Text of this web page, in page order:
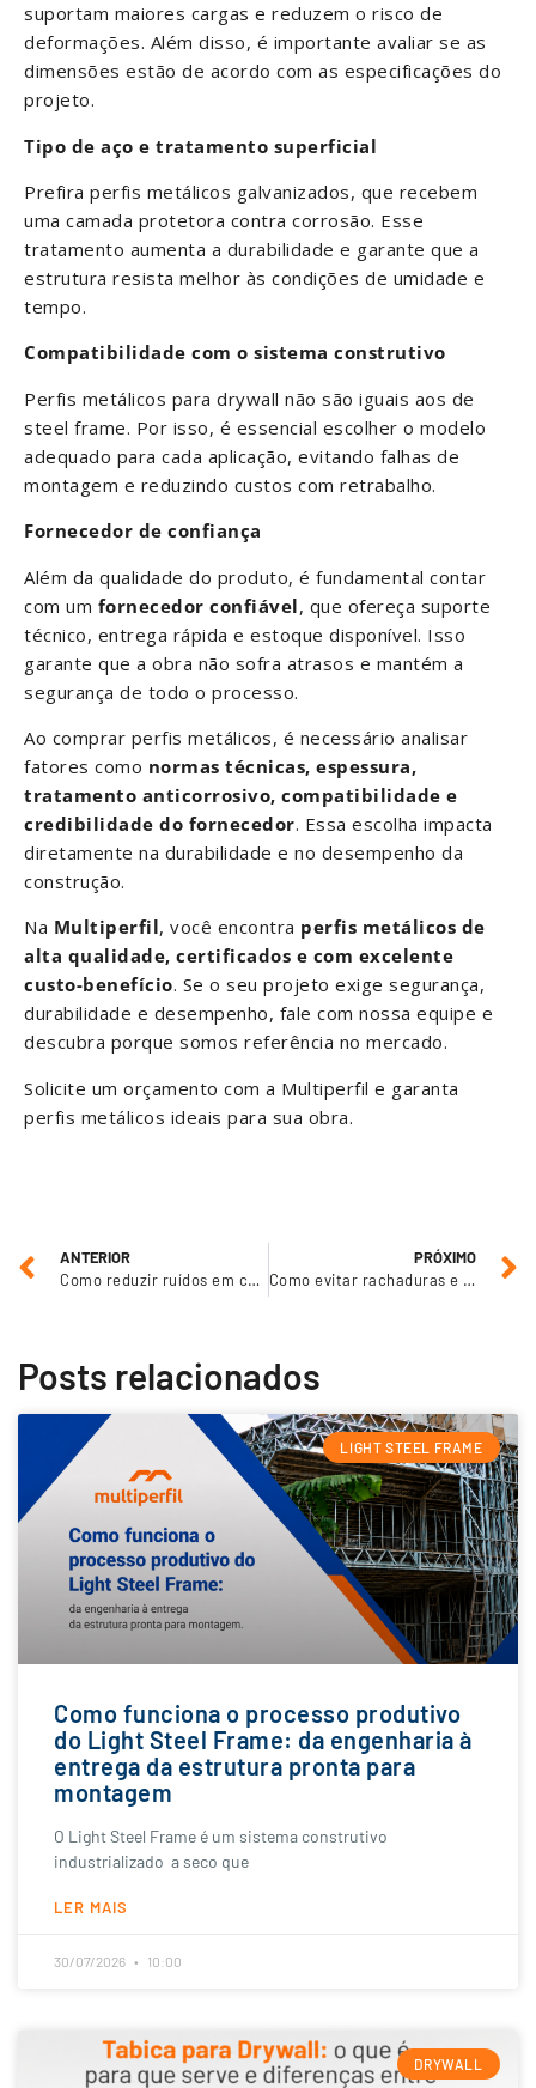
suportam maiores cargas e reduzem o risco de
deformações. Além disso, é importante avaliar se as
dimensões estão de acordo com as especificações do
projeto.
Tipo de aço e tratamento superficial
Prefira perfis metálicos galvanizados, que recebem
uma camada protetora contra corrosão. Esse
tratamento aumenta a durabilidade e garante que a
estrutura resista melhor às condições de umidade e
tempo.
Compatibilidade com o sistema construtivo
Perfis metálicos para drywall não são iguais aos de
steel frame. Por isso, é essencial escolher o modelo
adequado para cada aplicação, evitando falhas de
montagem e reduzindo custos com retrabalho.
Fornecedor de confiança
Além da qualidade do produto, é fundamental contar
com um fornecedor confiável, que ofereça suporte
técnico, entrega rápida e estoque disponível. Isso
garante que a obra não sofra atrasos e mantém a
segurança de todo o processo.
Ao comprar perfis metálicos, é necessário analisar
fatores como normas técnicas, espessura,
tratamento anticorrosivo, compatibilidade e
credibilidade do fornecedor. Essa escolha impacta
diretamente na durabilidade e no desempenho da
construção.
Na Multiperfil, você encontra perfis metálicos de
alta qualidade, certificados e com excelente
custo-benefício. Se o seu projeto exige segurança,
durabilidade e desempenho, fale com nossa equipe e
descubra porque somos referência no mercado.
Solicite um orçamento com a Multiperfil e garanta
perfis metálicos ideais para sua obra.
ANTERIOR
Como reduzir ruídos em construções com drywall e Steel Frame?
PRÓXIMO
Como evitar rachaduras e trincas na aplicação da massa cimentícia?
Posts relacionados
LIGHT STEEL FRAME
Como funciona o processo produtivo
do Light Steel Frame: da engenharia à
entrega da estrutura pronta para
montagem
O Light Steel Frame é um sistema construtivo
industrializado a seco que
LER MAIS
30/07/2026 10:00
DRYWALL